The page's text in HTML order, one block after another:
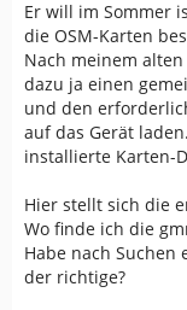
Er will im Sommer
die OSM-Karten
Nach meinem
dazu ja einen
und den
auf das Gerät
installierte Karten-
Hier stellt sich die
Wo finde ich die
Habe nach Suchen
der richtige?